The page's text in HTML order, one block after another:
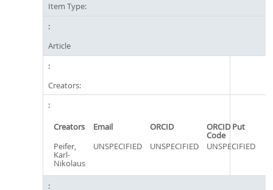
Item Type:
Article
Creators:
Creators Email ORCID ORCID Put
Code
Peifer,
Karl-
Nikolaus
UNSPECIFIED UNSPECIFIED UNSPECIFIED